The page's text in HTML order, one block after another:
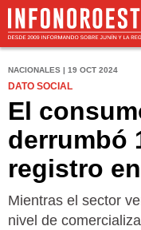
NACIONALES | 19 OCT 2024
DATO SOCIAL
El
derrumbó
registro
Mientras el sector
nivel de